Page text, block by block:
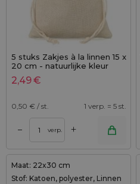
5 stuks Zakjes à la linnen 15 x
20 cm - natuurlijke kleur
2,49€
0,50 € / st. 1 verp. = 5 st.
– verp. +
Maat: 22x30 cm
Stof: Katoen, polyester, Linnen